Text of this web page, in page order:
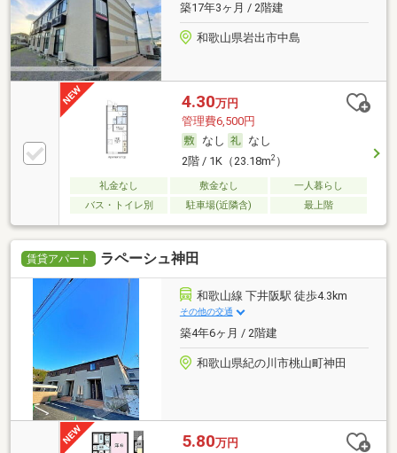
築17年3ヶ月 / 2階建
和歌山県岩出市中島
4.30万円
管理費6,500円
なし
なし
2階 / 1K（23.18m2）
礼金なし 敷金なし
一人暮らし
バス・トイレ別
駐車場(近隣含) 最上階
賃貸アパート ラペーシュ神田
和歌山線 下井阪駅 徒歩4.3km
その他の交通
築4年6ヶ月 / 2階建
和歌山県紀の川市桃山町神田
5.80万円